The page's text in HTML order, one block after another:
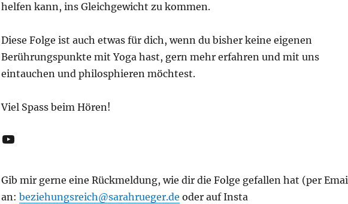
helfen kann, ins Gleichgewicht zu kommen.
Diese Folge ist auch etwas für dich, wenn du bisher keine eigenen
Berührungspunkte mit Yoga hast, gern mehr erfahren und mit uns
eintauchen und philosphieren möchtest.
Viel Spass beim Hören!
YouTube
Gib mir gerne eine Rückmeldung, wie dir die Folge gefallen hat (per
an: beziehungsreich@sarahrueger.de oder auf Insta